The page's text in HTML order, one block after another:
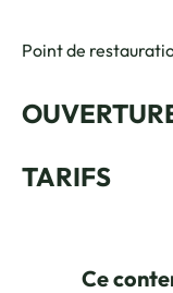
Point de
TARIFS
Ce